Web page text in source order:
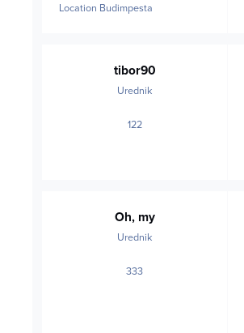
Location Budimpesta
tibor90
Urednik
122posts
Oh, my
Urednik
333posts